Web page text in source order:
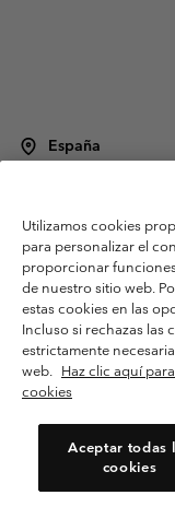
España
Condiciones de uso
Política de Privacidad
Términos y condiciones
Términos De Uso Del
Impressum
Cookies
Utilizamos cookies
para personalizar el
proporcionar
de nuestro sitio web.
estas cookies en las
Incluso si rechazas las
estrictamente
web. Haz clic aquí
cookies
Aceptar todas
cookies
España